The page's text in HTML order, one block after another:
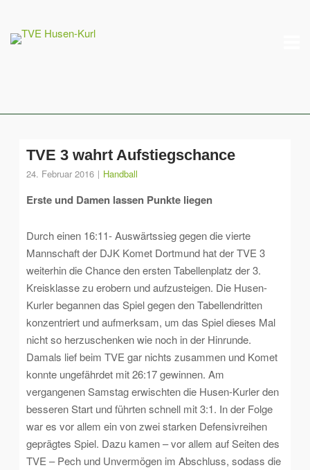
content
TVE 3 wahrt Aufstiegschance
24. Februar 2016 Handball
Erste und Damen lassen Punkte liegen
Durch einen 16:11- Auswärtssieg gegen die vierte
Mannschaft der DJK Komet Dortmund hat der TVE 3
weiterhin die Chance den ersten Tabellenplatz der 3.
Kreisklasse zu erobern und aufzusteigen. Die Husen-
Kurler begannen das Spiel gegen den Tabellendritten
konzentriert und aufmerksam, um das Spiel dieses Mal
nicht so herzuschenken wie noch in der Hinrunde.
Damals lief beim TVE gar nichts zusammen und Komet
konnte ungefährdet mit 26:17 gewinnen. Am
vergangenen Samstag erwischten die Husen-Kurler den
besseren Start und führten schnell mit 3:1. In der Folge
war es vor allem ein von zwei starken Defensivreihen
geprägtes Spiel. Dazu kamen – vor allem auf Seiten des
TVE – Pech und Unvermögen im Abschluss, sodass die